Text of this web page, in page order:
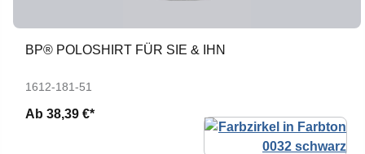
BP® POLOSHIRT FÜR SIE & IHN
1612-181-51
Ab 38,39 €*